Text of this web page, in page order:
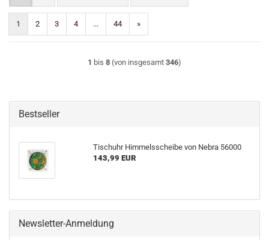
1 2 3 4 ... 44 »
1 bis 8 (von insgesamt 346)
Bestseller
Tischuhr Himmelsscheibe von Nebra 56000
143,99 EUR
Newsletter-Anmeldung